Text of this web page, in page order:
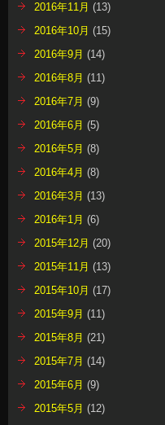
2016年11月 (13)
2016年10月 (15)
2016年9月 (14)
2016年8月 (11)
2016年7月 (9)
2016年6月 (5)
2016年5月 (8)
2016年4月 (8)
2016年3月 (13)
2016年1月 (6)
2015年12月 (20)
2015年11月 (13)
2015年10月 (17)
2015年9月 (11)
2015年8月 (21)
2015年7月 (14)
2015年6月 (9)
2015年5月 (12)